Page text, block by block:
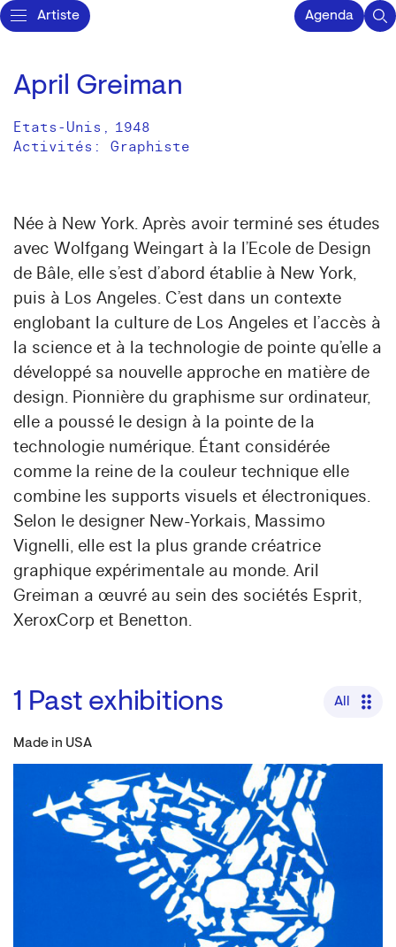
Artiste Agenda
April Greiman
Etats-Unis , 1948
Activités: Graphiste
Née à New York. Après avoir terminé ses études
avec Wolfgang Weingart à la l’Ecole de Design
de Bâle, elle s’est d’abord établie à New York,
puis à Los Angeles. C’est dans un contexte
englobant la culture de Los Angeles et l’accès à
la science et à la technologie de pointe qu’elle a
développé sa nouvelle approche en matière de
design. Pionnière du graphisme sur ordinateur,
elle a poussé le design à la pointe de la
technologie numérique. Étant considérée
comme la reine de la couleur technique elle
combine les supports visuels et électroniques.
Selon le designer New-Yorkais, Massimo
Vignelli, elle est la plus grande créatrice
graphique expérimentale au monde. Aril
Greiman a œuvré au sein des sociétés Esprit,
XeroxCorp et Benetton.
1 Past exhibitions All
Made in USA